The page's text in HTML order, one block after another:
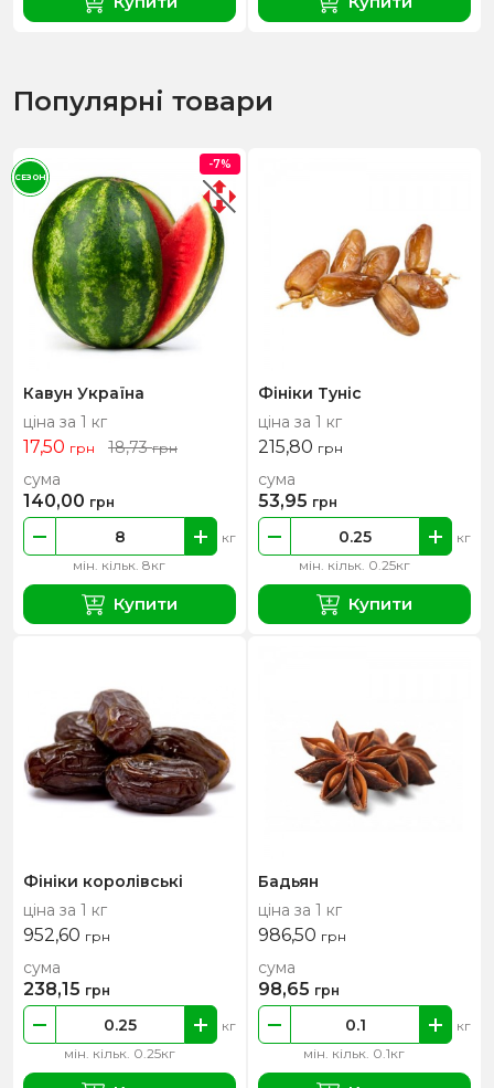
Популярні товари
Кавун Україна
ціна за 1 кг
17,50 грн 18,73грн
мін. кільк. 8кг
кг
сума
140,00 грн
Купити
-7%
СЕЗОН
Фініки Туніс
ціна за 1 кг
215,80 грн
мін. кільк. 0.25кг
кг
сума
53,95 грн
Купити
Фініки королівські
ціна за 1 кг
952,60 грн
мін. кільк. 0.25кг
кг
сума
238,15 грн
Бадьян
ціна за 1 кг
986,50 грн
мін. кільк. 0.1кг
кг
сума
98,65 грн